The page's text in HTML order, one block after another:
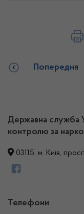
Попередня
Державна служба
контролю за
03115, м. Київ,
Телефони